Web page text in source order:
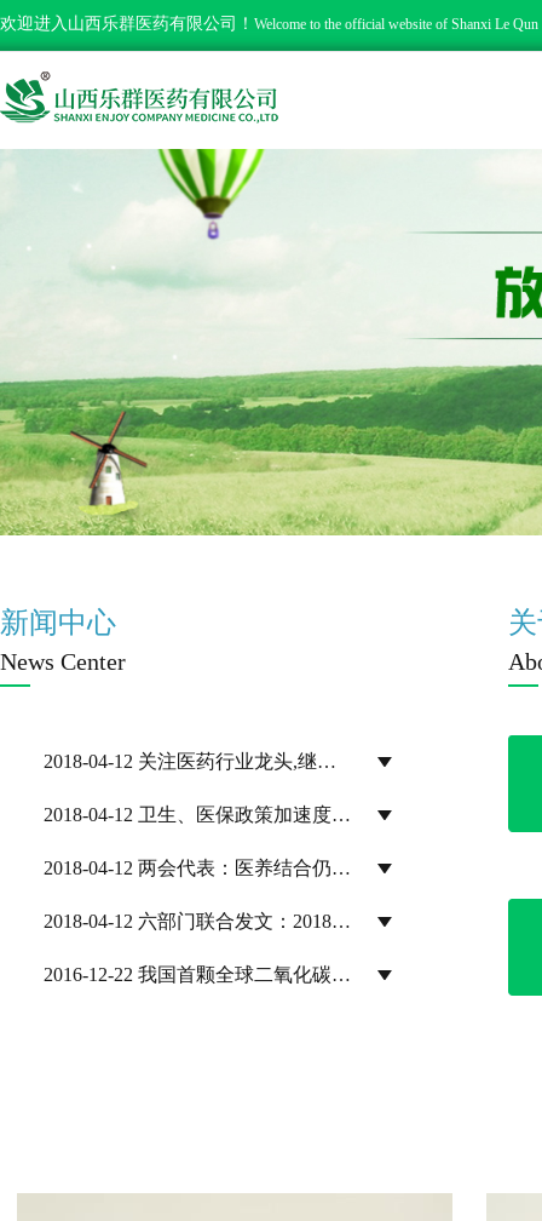
欢迎进入山西乐群医药有限公司！ Welcome to the official website of Shanxi Le
新闻中心
News Center
2018-04-12 关注医药行业龙头,继…
2018-04-12 卫生、医保政策加速度…
2018-04-12 两会代表：医养结合仍…
2018-04-12 六部门联合发文：2018…
2016-12-22 我国首颗全球二氧化碳…